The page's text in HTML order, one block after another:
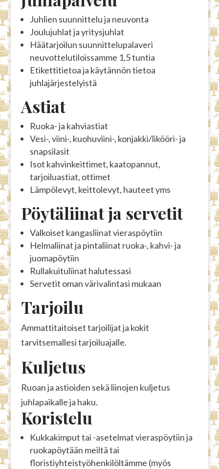
Juhlien suunnittelu ja neuvonta
Joulujuhlat ja yritysjuhlat
Häätarjoilun suunnittelupalaveri
neuvottelutiloissamme 1,5 tuntia
Etikettitietoa ja käytännön tietoa
juhlajärjestelyistä
Astiat
Ruoka- ja kahviastiat
Vesi-, viini-, kuohuviini-, konjakki/likööri- ja
snapsilasit
Isot kahvinkeittimet, kaatopannut,
tarjoiluastiat, ottimet
Lämpölevyt, keittolevyt, hauteet yms
Pöytäliinat ja servetit
Valkoiset kangasliinat vieraspöytiin
Helmaliinat ja pintaliinat ruoka-, kahvi- ja
juomapöytiin
Rullakuituliinat halutessasi
Servetit oman värivalintasi mukaan
Tarjoilu
Ammattitaitoiset tarjoilijat ja kokit
tarvitsemallesi tarjoiluajalle.
Kuljetus
Ruoan ja astioiden sekä liinojen kuljetus
juhlapaikalle ja haku.
Koristelu
Kukkakimput tai -asetelmat vieraspöytiin ja
ruokapöytään meiltä tai
floristiyhteistyöhenkilöltämme (myös